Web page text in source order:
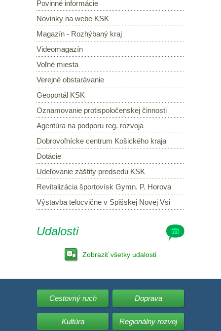
Povinné informácie
Novinky na webe KSK
Magazín - Rozhýbaný kraj
Videomagazín
Voľné miesta
Verejné obstarávanie
Geoportál KSK
Oznamovanie protispoločenskej činnosti
Agentúra na podporu reg. rozvoja
Dobrovoľnícke centrum Košického kraja
Dotácie
Udeľovanie záštity predsedu KSK
Revitalizácia športovísk Gymn. P. Horova
Výstavba telocvične v Spišskej Novej Vsi
Udalosti
Zobraziť všetky udalosti
Cestovný ruch Doprava
Kultúra Regionálny rozvoj